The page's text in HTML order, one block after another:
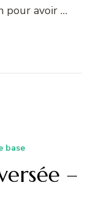
pour avoir …
base
–